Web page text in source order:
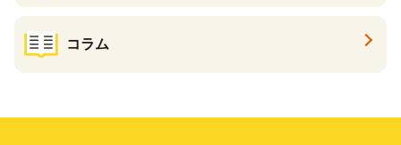
コラム